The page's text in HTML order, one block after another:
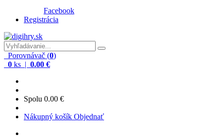
Facebook
Registrácia
Porovnávač (0)
0 ks | 0.00 €
Spolu 0.00 €
Nákupný košík Objednať